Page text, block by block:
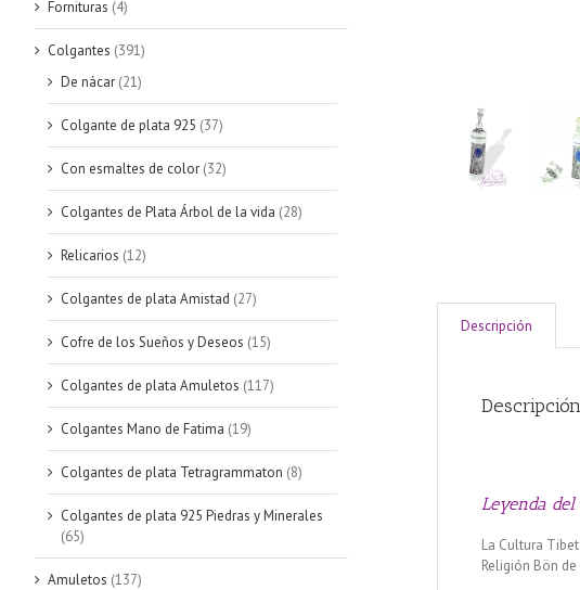
Descripción
Descripción
Leyenda del
La Cultura
Religión Bön
Fornituras (4)
Colgantes (391)
De nácar (21)
Colgante de plata 925 (37)
Con esmaltes de color (32)
Colgantes de Plata Árbol de la vida (28)
Relicarios (12)
Colgantes de plata Amistad (27)
Cofre de los Sueños y Deseos (15)
Colgantes de plata Amuletos (117)
Colgantes Mano de Fatima (19)
Colgantes de plata Tetragrammaton (8)
Colgantes de plata 925 Piedras y Minerales
(65)
Amuletos (137)